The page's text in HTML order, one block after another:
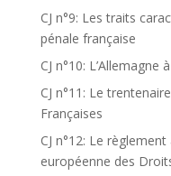
CJ n°9: Les traits
pénale française
CJ n°10:
CJ n°11: Le
Françaises
CJ n°12: Le
européenne des